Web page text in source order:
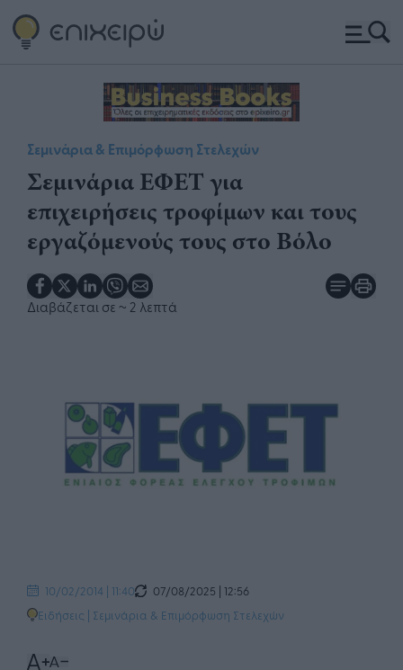
Σεμινάρια & Επιμόρφωση Στελεχών
Σεμινάρια ΕΦΕΤ για
επιχειρήσεις τροφίμων και τους
εργαζόμενούς τους στο Βόλο
Διαβάζεται σε ~ 2 λεπτά
10/02/2014 | 11:40
07/08/2025 | 12:56
Ειδήσεις | Σεμινάρια & Επιμόρφωση Στελεχών